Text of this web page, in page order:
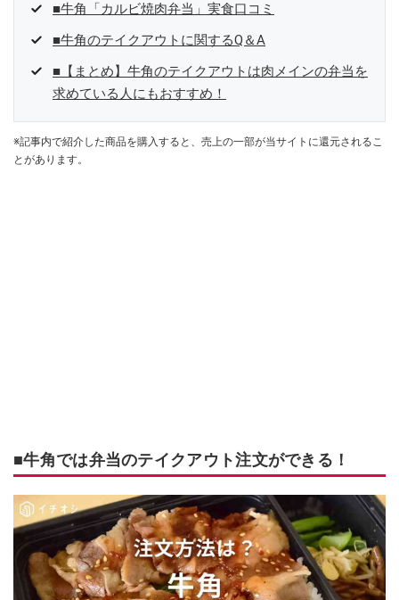
■牛角「カルビ焼肉弁当」実食口コミ
■牛角のテイクアウトに関するQ＆A
■【まとめ】牛角のテイクアウトは肉メインの弁当を
求めている人にもおすすめ！
※記事内で紹介した商品を購入すると、売上の一部が当サイトに還元されるこ
とがあります。
■牛角では弁当のテイクアウト注文ができる！